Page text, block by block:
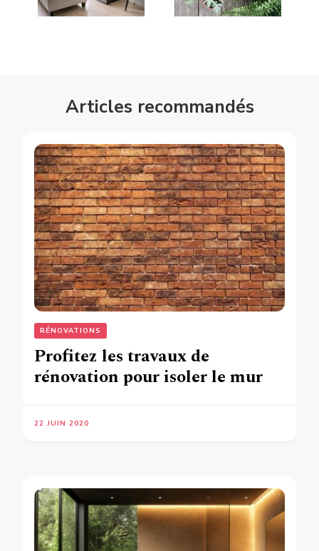
Articles recommandés
RÉNOVATIONS
Profitez les travaux de
rénovation pour isoler le mur
22 JUIN 2020